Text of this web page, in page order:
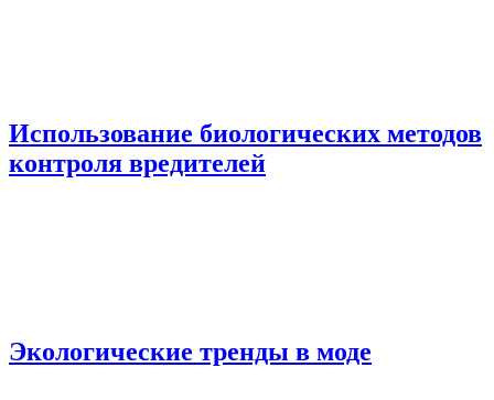
Использование биологических методов
контроля вредителей
Экологические тренды в моде